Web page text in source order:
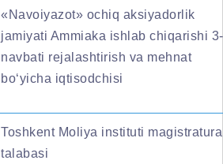
«Navoiyazot» ochiq aksiyadorlik
jamiyati Ammiaka ishlab chiqarishi 3-
navbati rejalashtirish va mehnat
bo‘yicha iqtisodchisi
Toshkent Moliya instituti magistratura
talabasi